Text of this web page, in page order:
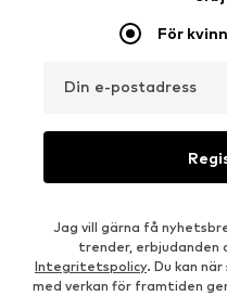
För
Din e-postadress
Jag vill gärna få
trender, erbjudanden
Integritetspolicy. Du kan
med verkan för framtiden